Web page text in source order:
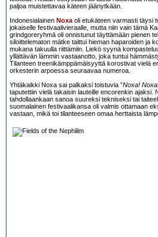
paljoa muistettavaa käteen jäänytkään.
Indonesialainen Noxaoli etukäteen varmasti täysi
jokaiselle festivaalivieraalle, mutta niin vain tämä
grindgoreryhmä oli onnistunut täyttämään pienen
siloittelematon mätke taittui hieman haparoiden ja
mukana takuulla riittämiin. Liekö syynä
yllättävän lämmin vastaanotto, joka tuntui
Tilanteen treenikämppämäisyyttä korostivat vielä
orkesterin arpoessa seuraavaa numeroa.
Yhtäkaikki Noxa sai palkaksi toistuvia ”Noxa!
taputettiin vielä takaisin lauteille encorenkin ajaksi.
tahdollaankaan sanoa suureksi tekniseksi tai
suomalainen festivaalikansa oli valmis ottamaan
vastaan, mikä toi tilanteeseen omaa herttaista